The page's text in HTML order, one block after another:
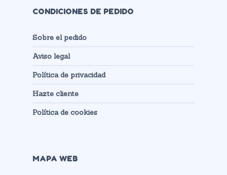
CONDICIONES DE PEDIDO
Sobre el pedido
Aviso legal
Política de privacidad
Hazte cliente
Política de cookies
MAPA WEB